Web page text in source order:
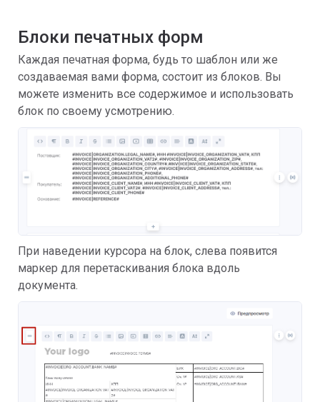
Блоки печатных форм
Каждая печатная форма, будь то шаблон или же
создаваемая вами форма, состоит из блоков. Вы
можете изменить все содержимое и использовать
блок по своему усмотрению.
При наведении курсора на блок, слева появится
маркер для перетаскивания блока вдоль
документа.